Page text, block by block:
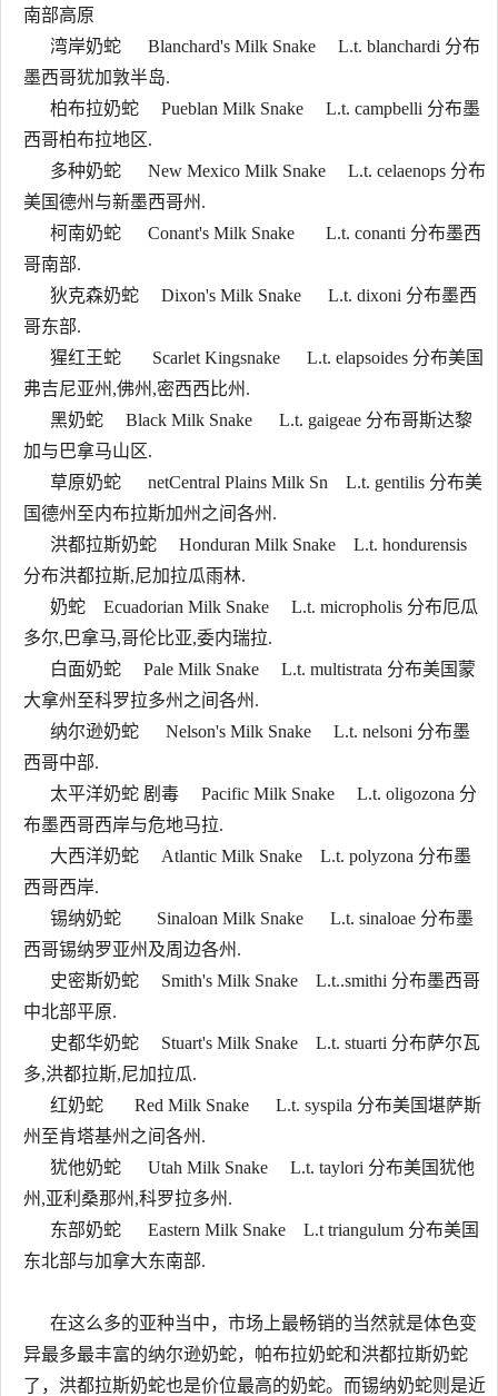
南部高原
湾岸奶蛇 Blanchard's Milk Snake L.t. blanchardi 分布
墨西哥犹加敦半岛.
柏布拉奶蛇 Pueblan Milk Snake L.t. campbelli 分布墨
西哥柏布拉地区.
多种奶蛇 New Mexico Milk Snake L.t. celaenops 分布
美国德州与新墨西哥州.
柯南奶蛇 Conant's Milk Snake L.t. conanti 分布墨西
哥南部.
狄克森奶蛇 Dixon's Milk Snake L.t. dixoni 分布墨西
哥东部.
猩红王蛇 Scarlet Kingsnake L.t. elapsoides 分布美国
弗吉尼亚州,佛州,密西西比州.
黑奶蛇 Black Milk Snake L.t. gaigeae 分布哥斯达黎
加与巴拿马山区.
草原奶蛇 netCentral Plains Milk Sn L.t. gentilis 分布美
国德州至内布拉斯加州之间各州.
洪都拉斯奶蛇 Honduran Milk Snake L.t. hondurensis
分布洪都拉斯,尼加拉瓜雨林.
奶蛇 Ecuadorian Milk Snake L.t. micropholis 分布厄瓜
多尔,巴拿马,哥伦比亚,委内瑞拉.
白面奶蛇 Pale Milk Snake L.t. multistrata 分布美国蒙
大拿州至科罗拉多州之间各州.
纳尔逊奶蛇 Nelson's Milk Snake L.t. nelsoni 分布墨
西哥中部.
太平洋奶蛇 剧毒 Pacific Milk Snake L.t. oligozona 分
布墨西哥西岸与危地马拉.
大西洋奶蛇 Atlantic Milk Snake L.t. polyzona 分布墨
西哥西岸.
锡纳奶蛇 Sinaloan Milk Snake L.t. sinaloae 分布墨
西哥锡纳罗亚州及周边各州.
史密斯奶蛇 Smith's Milk Snake L.t..smithi 分布墨西哥
中北部平原.
史都华奶蛇 Stuart's Milk Snake L.t. stuarti 分布萨尔瓦
多,洪都拉斯,尼加拉瓜.
红奶蛇 Red Milk Snake L.t. syspila 分布美国堪萨斯
州至肯塔基州之间各州.
犹他奶蛇 Utah Milk Snake L.t. taylori 分布美国犹他
州,亚利桑那州,科罗拉多州.
东部奶蛇 Eastern Milk Snake L.t triangulum 分布美国
东北部与加拿大东南部.
在这么多的亚种当中，市场上最畅销的当然就是体色变
异最多最丰富的纳尔逊奶蛇，帕布拉奶蛇和洪都拉斯奶蛇
了，洪都拉斯奶蛇也是价位最高的奶蛇。而锡纳奶蛇则是近